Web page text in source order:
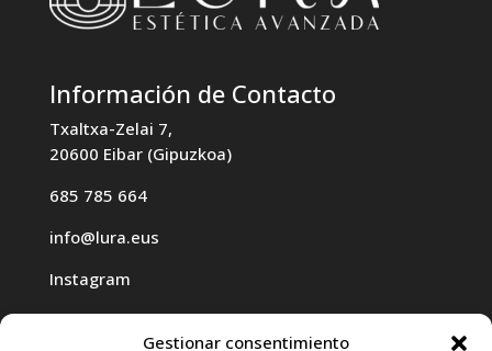
Gestionar consentimiento
Información de Contacto
Txaltxa-Zelai 7,
20600 Eibar (Gipuzkoa)
685 785 664
info@lura.eus
Instagram